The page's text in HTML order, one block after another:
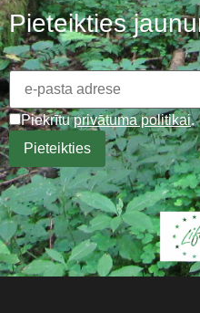
Pieteikties
Piekrītuprivātuma politikai.